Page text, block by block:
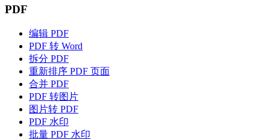
PDF
编辑 PDF
PDF 转 Word
拆分 PDF
重新排序 PDF 页面
合并 PDF
PDF 转图片
图片转 PDF
PDF 水印
批量 PDF 水印